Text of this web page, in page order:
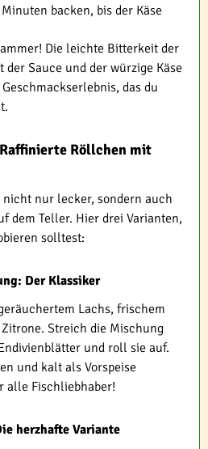
backen, bis der Käse
Die leichte Bitterkeit der
der Sauce und der würzige Käse
das du
Röllchen mit
nicht nur lecker, sondern auch
dem Teller. Hier drei Varianten,
solltest:
Der Klassiker
Lachs, frischem
Streich die Mischung
und roll sie auf.
und kalt als Vorspeise
alle Fischliebhaber!
herzhafte Variante